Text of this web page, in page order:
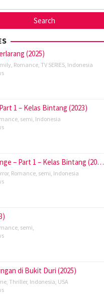
(2025)
Romance TV SERIES Indonesia
1 – Kelas Bintang (2023)
semi Indonesia
– Part 1 – Kelas Bintang (20…
, Romance semi Indonesia
semi
di Bukit Duri (2025)
Thriller, Indonesia USA